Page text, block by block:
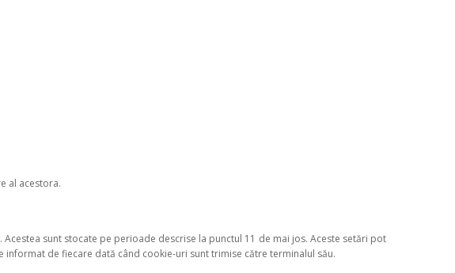
al acestora.
sunt stocate pe perioade descrise la punctul 11 de mai jos. Aceste setări pot
de fiecare dată când cookie-uri sunt trimise către terminalul său.